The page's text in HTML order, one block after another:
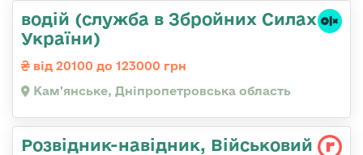
водій (служба в Збройних Силах
України)
від 20100 до 123000 грн
Кам'янське, Дніпропетровська область
Розвідник-навідник, Військовий